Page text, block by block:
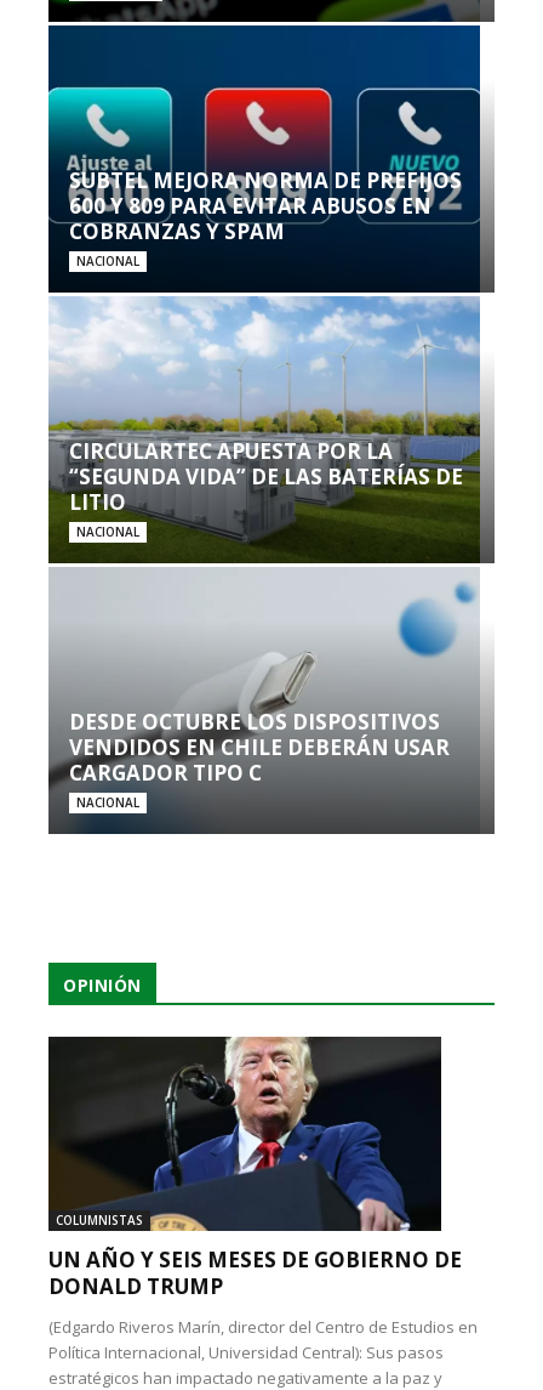
SUBTEL MEJORA NORMA DE PREFIJOS
600 Y 809 PARA EVITAR ABUSOS EN
COBRANZAS Y SPAM
NACIONAL
CIRCULARTEC APUESTA POR LA
“SEGUNDA VIDA” DE LAS BATERÍAS DE
LITIO
NACIONAL
DESDE OCTUBRE LOS DISPOSITIVOS
VENDIDOS EN CHILE DEBERÁN USAR
CARGADOR TIPO C
NACIONAL
OPINIÓN
COLUMNISTAS
UN AÑO Y SEIS MESES DE GOBIERNO DE
DONALD TRUMP
(Edgardo Riveros Marín, director del Centro de Estudios en
Política Internacional, Universidad Central): Sus pasos
estratégicos han impactado negativamente a la paz y